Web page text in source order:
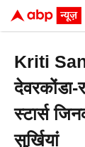
Kriti
देवरकोंडा-
स्टार्स
सुर्खियां